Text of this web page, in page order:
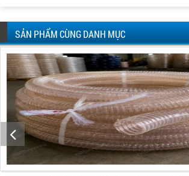
SẢN PHẨM CÙNG DANH MỤC